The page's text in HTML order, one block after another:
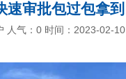
速审批包过包拿到
人气： 0 时间：2023-02-10